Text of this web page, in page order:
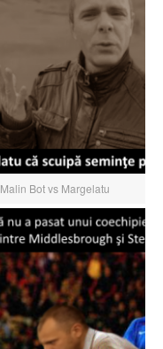
Malin Bot vs Margelatu